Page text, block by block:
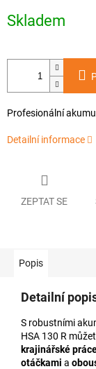
cena:
Skladem
Profesionální
Detailní informace
ZEPTAT SE
Popis
Detailní
S robustními
HSA 130 R
krajinářské
otáčkami a